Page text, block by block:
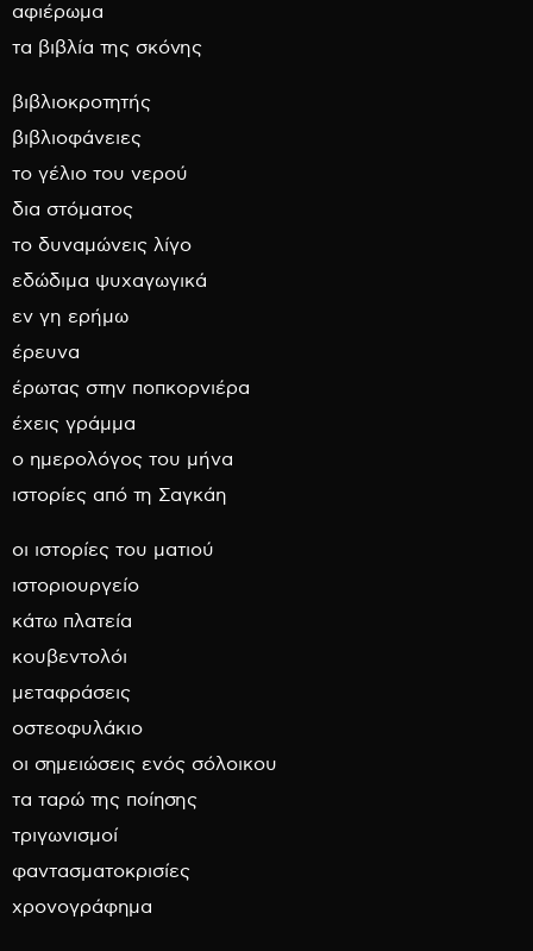
αφιέρωμα
τα βιβλία της σκόνης
βιβλιοκροτητής
βιβλιοφάνειες
το γέλιο του νερού
δια στόματος
το δυναμώνεις λίγο
εδώδιμα ψυχαγωγικά
εν γη ερήμω
έρευνα
έρωτας στην ποπκορνιέρα
έχεις γράμμα
ο ημερολόγος του μήνα
ιστορίες από τη Σαγκάη
οι ιστορίες του ματιού
ιστοριουργείο
κάτω πλατεία
κουβεντολόι
μεταφράσεις
οστεοφυλάκιο
οι σημειώσεις ενός σόλοικου
τα ταρώ της ποίησης
τριγωνισμοί
φαντασματοκρισίες
χρονογράφημα